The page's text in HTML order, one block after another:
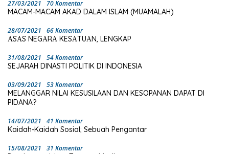
27/03/2021 70 Komentar
MACAM-MACAM AKAD DALAM ISLAM (MUAMALAH)
28/07/2021 66 Komentar
ΑSΑS NEGΑRΑ KESΑTUΑN, LENGKAP
31/08/2021 54 Komentar
SEJARAH DINASTI POLITIK DI INDONESIA
03/09/2021 53 Komentar
MELANGGAR NILAI KESUSILAAN DAN KESOPANAN DAPAT DI
PIDANA?
14/07/2021 41 Komentar
Kaidah-Kaidah Sosial; Sebuah Pengantar
15/08/2021 31 Komentar